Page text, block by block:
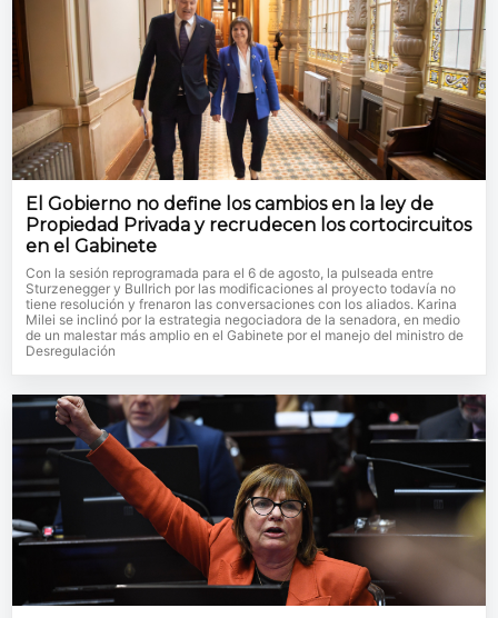
El Gobierno no define los cambios en la ley de
Propiedad Privada y recrudecen los cortocircuitos
en el Gabinete
Con la sesión reprogramada para el 6 de agosto, la pulseada entre
Sturzenegger y Bullrich por las modificaciones al proyecto todavía no
tiene resolución y frenaron las conversaciones con los aliados. Karina
Milei se inclinó por la estrategia negociadora de la senadora, en medio
de un malestar más amplio en el Gabinete por el manejo del ministro de
Desregulación